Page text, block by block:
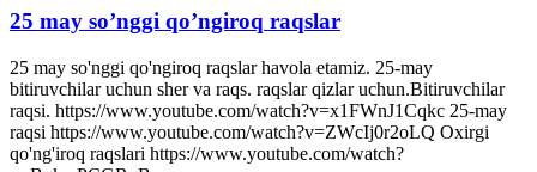
25 may so’nggi qo’ngiroq raqslar
25 may so'nggi qo'ngiroq raqslar havola etamiz. 25-may
bitiruvchilar uchun sher va raqs. raqslar qizlar uchun.Bitiruvchilar
raqsi. https://www.youtube.com/watch?v=x1FWnJ1Cqkc 25-may
raqsi https://www.youtube.com/watch?v=ZWcIj0r2oLQ Oxirgi
qo'ng'iroq raqslari https://www.youtube.com/watch?